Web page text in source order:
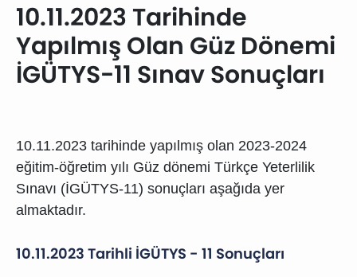
10.11.2023 Tarihinde
Yapılmış Olan Güz Dönemi
İGÜTYS-11 Sınav Sonuçları
10.11.2023 tarihinde yapılmış olan 2023-2024
eğitim-öğretim yılı Güz dönemi Türkçe Yeterlilik
Sınavı (İGÜTYS-11) sonuçları aşağıda yer
almaktadır.
10.11.2023 Tarihli İGÜTYS - 11 Sonuçları